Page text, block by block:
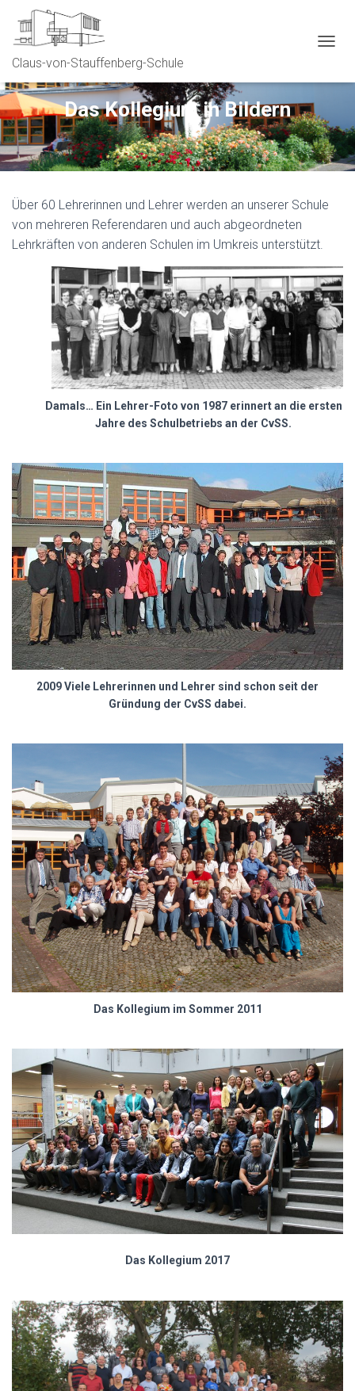
Claus-von-Stauffenberg-Schule
V
A
T
I
O
U
H
A
L
T
E
N
Das Kollegium in Bildern
Über 60 Lehrerinnen und Lehrer werden an unserer Schule
von mehreren Referendaren und auch abgeordneten
Lehrkräften von anderen Schulen im Umkreis unterstützt.
Damals… Ein Lehrer-Foto von 1987 erinnert an die ersten
Jahre des Schulbetriebs an der CvSS.
2009 Viele Lehrerinnen und Lehrer sind schon seit der
Gründung der CvSS dabei.
Das Kollegium im Sommer 2011
Das Kollegium 2017